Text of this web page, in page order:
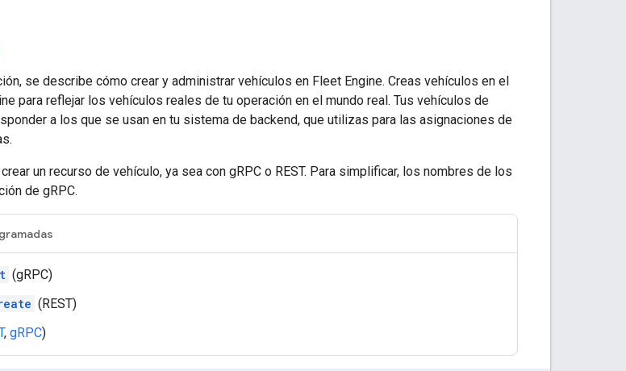
se describe cómo crear y administrar vehículos en Fleet Engine. Creas vehículos en el
para reflejar los vehículos reales de tu operación en el mundo real. Tus vehículos de
a los que se usan en tu sistema de backend, que utilizas para las asignaciones de
un recurso de vehículo, ya sea con gRPC o REST. Para simplificar, los nombres de los
de gRPC.
(gRPC)
(REST)
, gRPC)